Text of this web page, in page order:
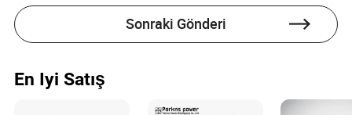
güvenilirlik ve verimlilik sunan bir jeneratör temin
edebilirler.
Q: Hangi boyutta buhar türbini jeneratörüne ihtiyacım
Sonraki Gönderi
En Iyi Satış